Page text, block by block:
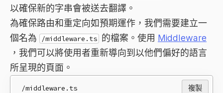
以確保新的字串會被送去翻譯。
為確保路由和重定向如預期運作，我們需要建立一
個名為
/middleware.ts 的檔案。使用 Middleware
，我們可以將使用者重新導向到以他們偏好的語言
所呈現的頁面。
/middleware.ts 複製